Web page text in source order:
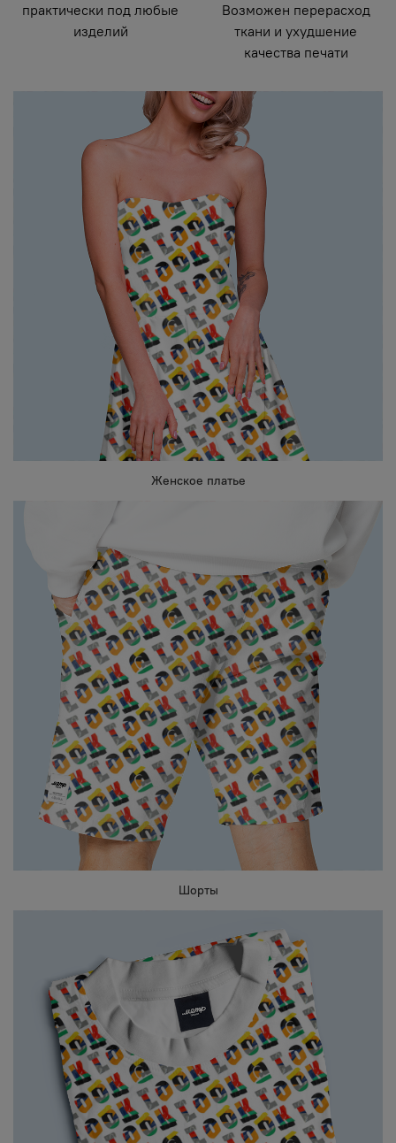
практически под любые
изделий
Возможен перерасход
ткани и ухудшение
качества печати
Женское платье
Шорты